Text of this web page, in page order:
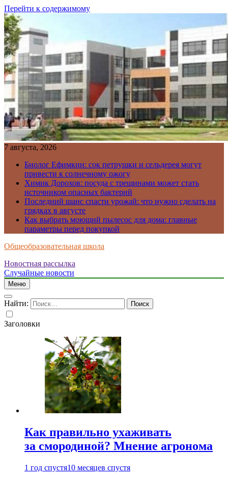
Перейти к содержимому
7 августа, 2026
Биолог Ефимкин: сок петрушки и сельдерея могут
привести к солнечному ожогу
Химик Дорохов: посуда с трещинами может стать
источником опасных бактерий
Последний шанс спасти урожай: что нужно сделать на
грядках в августе
Как выбрать моющий пылесос для дома: главные
параметры перед покупкой
Общеобразовательная школа
Новостная рассылка
Случайные новости
Меню
Найти:
Заголовки
Как правильно ухаживать
за смородиной? Мнение агронома
1 год спустя10 месяцев спустя